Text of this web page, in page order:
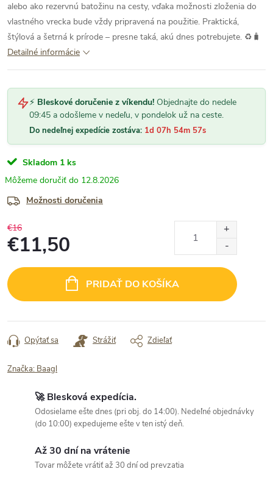
alebo ako rezervnú batožinu na cesty, vďaka možnosti zloženia do
vlastného vrecka bude vždy pripravená na použitie. Praktická,
štýlová a šetrná k prírode – presne taká, akú dnes potrebujete. ♻️🧳
Detailné informácie
⚡ Bleskové doručenie z víkendu! Objednajte do nedele
09:45 a odošleme v nedeľu, v pondelok už na ceste.
Do nedeľnej expedície zostáva: 1d 07h 54m 57s
Skladom 1 ks
12.8.2026
Možnosti doručenia
€16
€11,50
cena:
PRIDAŤ DO KOŠÍKA
Opýtať sa Strážiť Zdieľať
Značka: Baagl
🚀 Blesková expedícia.
Odosielame ešte dnes (pri obj. do 14:00). Nedeľné objednávky
(do 10:00) expedujeme ešte v ten istý deň.
Až 30 dní na vrátenie
Tovar môžete vrátiť až 30 dní od prevzatia